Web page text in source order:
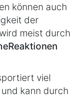
können auch
der
meist durch
Reaktionen
viel
kann durch